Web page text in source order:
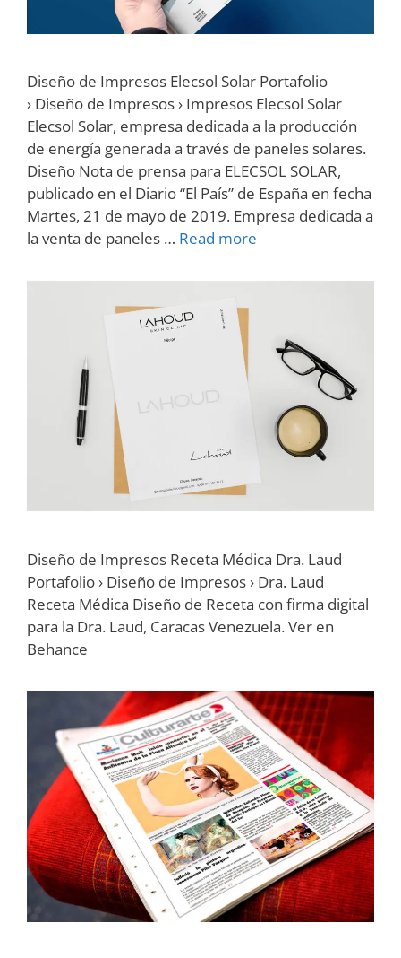
Diseño de Impresos Elecsol Solar Portafolio
› Diseño de Impresos › Impresos Elecsol Solar
Elecsol Solar, empresa dedicada a la producción
de energía generada a través de paneles solares.
Diseño Nota de prensa para ELECSOL SOLAR,
publicado en el Diario “El País” de España en fecha
Martes, 21 de mayo de 2019. Empresa dedicada a
la venta de paneles … Read more
Diseño de Impresos Receta Médica Dra. Laud
Portafolio › Diseño de Impresos › Dra. Laud
Receta Médica Diseño de Receta con firma digital
para la Dra. Laud, Caracas Venezuela. Ver en
Behance